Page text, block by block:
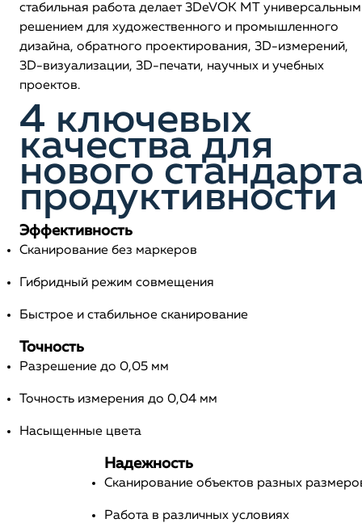
стабильная работа делает 3DeVOK MT универсальным
решением для художественного и промышленного
дизайна, обратного проектирования, 3D-измерений,
3D-визуализации, 3D-печати, научных и учебных
проектов.
4 ключевых
качества для
нового
продуктивности
Эффективность
Сканирование без маркеров
Гибридный режим совмещения
Быстрое и стабильное сканирование
Точность
Разрешение до 0,05 мм
Точность измерения до 0,04 мм
Насыщенные цвета
Надежность
Сканирование объектов разных
Работа в различных условиях